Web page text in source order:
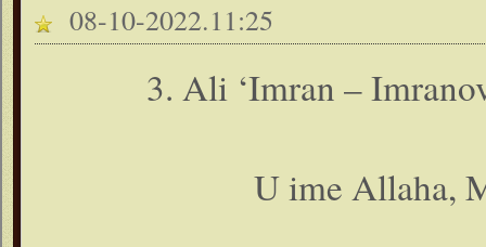
08-10-2022.11:25
3. Ali ‘Imran –
U ime Allaha,